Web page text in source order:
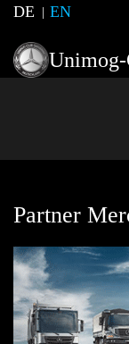
DE EN
Unimog-
Partner